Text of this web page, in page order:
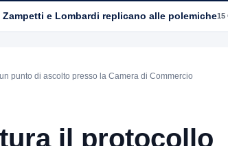
e Lombardi replicano alle polemiche15
punto di ascolto presso la Camera di Commercio
il protocollo